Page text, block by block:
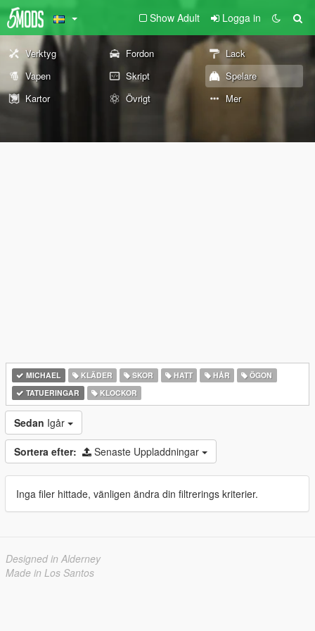
Show Adult Logga in
Verktyg Fordon
Lack
Vapen
Skript
Spelare
Kartor
Övrigt Mer
MICHAEL KLÄDER SKOR HATT HÅR
ÖGON
TATUERINGAR
KLOCKOR
Sedan Igår
Sortera efter: Senaste Uppladdningar
Inga filer hittade, vänligen ändra din filtrerings kriterier.
Designed in Alderney
Made in Los Santos